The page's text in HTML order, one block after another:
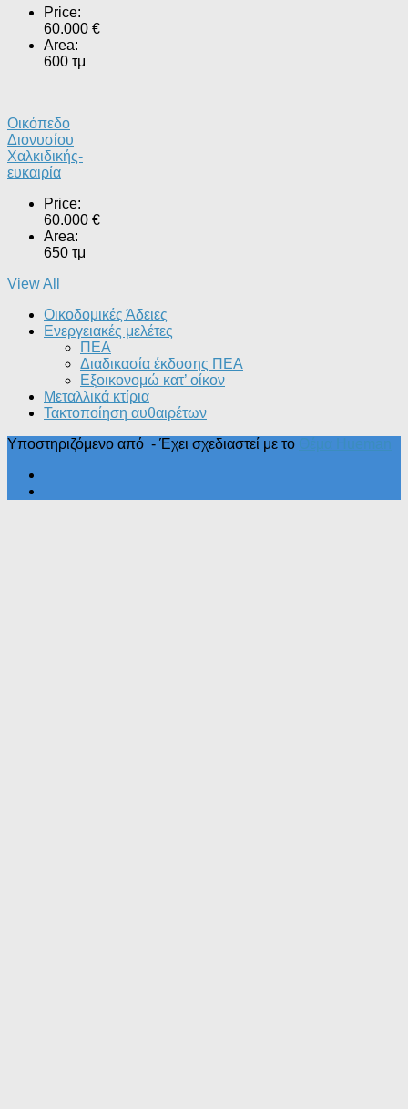
Price:
60.000 €
Area:
600 τμ
Οικόπεδο
Διονυσίου
Χαλκιδικής-
ευκαιρία
Price:
60.000 €
Area:
650 τμ
View All
Οικοδομικές Άδειες
Ενεργειακές μελέτες
ΠΕΑ
Διαδικασία έκδοσης ΠΕΑ
Εξοικονομώ κατ’ οίκoν
Μεταλλικά κτίρια
Τακτοποίηση αυθαιρέτων
Υποστηριζόμενο από - Έχει σχεδιαστεί με το